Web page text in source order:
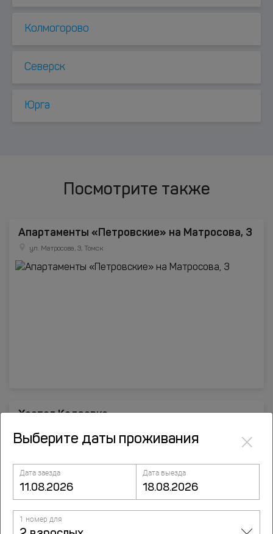
Колмогорово
Северск
Юрга
Посмотрите также
Апартаменты «Петровские» на Матросова, 3
ул. Матросова, 3, Томск
Хостел Кедровка
Выберите даты проживания ×
Дата заезда Дата выезда
1 номер для